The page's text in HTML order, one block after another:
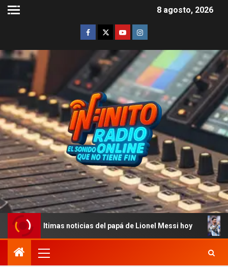
8 agosto, 2026
noticias del papá de Lionel Messi hoy La